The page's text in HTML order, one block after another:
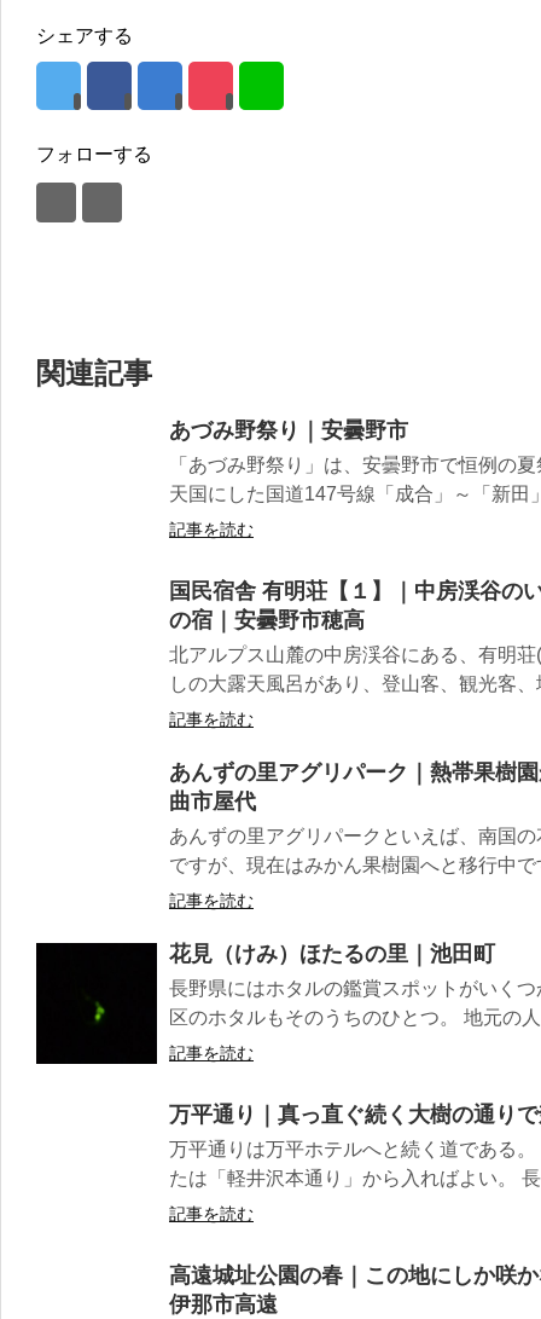
シェアする
フォローする
関連記事
あづみ野祭り｜安曇野市
「あづみ野祭り」は、安曇野市で恒例の
天国にした国道147号線「成合」～「新田
記事を読む
国民宿舎 有明荘【１】｜中房渓谷の
の宿｜安曇野市穂高
北アルプス山麓の中房渓谷にある、有明
しの大露天風呂があり、登山客、観光客
記事を読む
あんずの里アグリパーク｜熱帯果樹
曲市屋代
あんずの里アグリパークといえば、南国
ですが、現在はみかん果樹園へと移行中
記事を読む
花見（けみ）ほたるの里｜池田町
長野県にはホタルの鑑賞スポットがいく
区のホタルもそのうちのひとつ。 地元の
記事を読む
万平通り｜真っ直ぐ続く大樹の通り
万平通りは万平ホテルへと続く道である
たは「軽井沢本通り」から入ればよい。
記事を読む
高遠城址公園の春｜この地にしか咲
伊那市高遠